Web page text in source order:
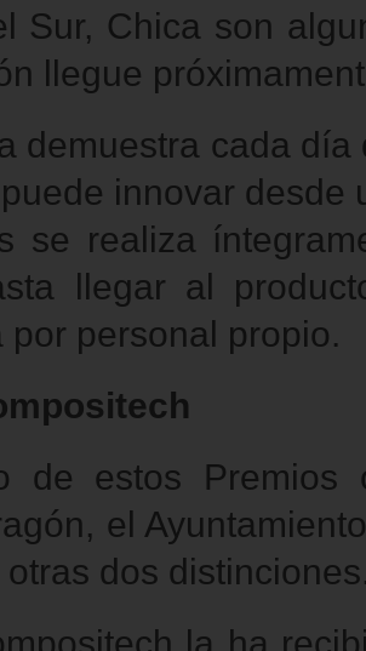
Sur, Chica son
llegue
demuestra cada
innovar desde
se realiza
llegar al
por personal propio.
de estos Premios
el
dos